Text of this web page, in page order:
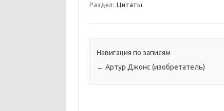
Раздел: Цитаты
Навигация по записям
← Артур Джонс (изобретатель)